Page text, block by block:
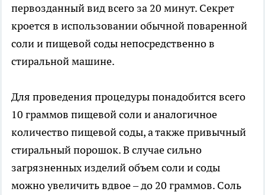
первозданный вид всего за 20 минут. Секрет
кроется в использовании обычной поваренной
соли и пищевой соды непосредственно в
стиральной машине.
Для проведения процедуры понадобится всего
10 граммов пищевой соли и аналогичное
количество пищевой соды, а также привычный
стиральный порошок. В случае сильно
загрязненных изделий объем соли и соды
можно увеличить вдвое – до 20 граммов. Соль